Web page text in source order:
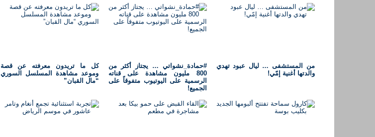
من المستشفى … ليال عبود تهدي
والدتها أغنية إمّي!
#حمادة_نشواتي … يجتاز أكثر من
800 مليون مشاهدة على قناته
الرسمية على اليوتيوب متفوقاً على
الجميع!
كل ما تريدون معرفته عن قصة
وموعد مشاهدة المسلسل السوري
“مال القبان”